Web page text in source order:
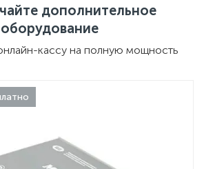
дополнительное
оборудование
кассу на полную мощность